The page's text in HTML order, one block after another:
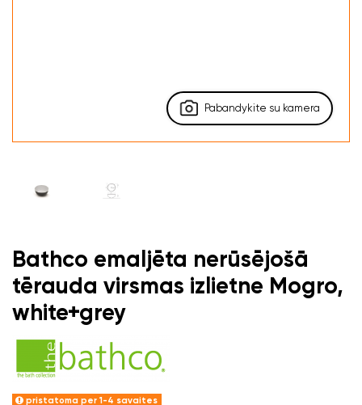
Pabandykite su kamera
Bathco emaljēta nerūsējošā
tērauda virsmas izlietne Mogro,
white+grey
pristatoma per 1-4 savaites